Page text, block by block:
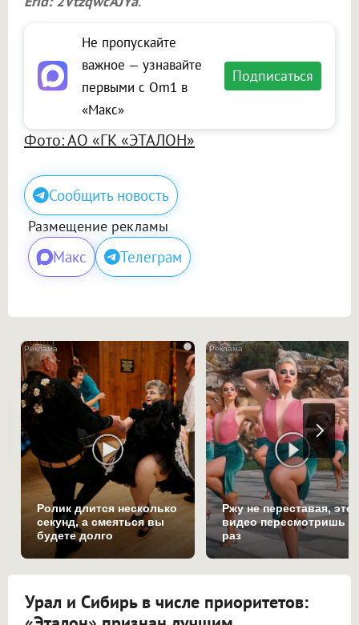
Не пропускайте
важное — узнавайте
первыми с Om1 в
«Макс»
Подписаться
Фото: АО «ГК «ЭТАЛОН»
Сообщить новость
Размещение рекламы
Макс Телеграм
i
Ролик длится несколько
секунд, а смеяться вы
будете долго
Ржу не переставая, это
видео пересмотришь
раз
Урал и Сибирь в числе приоритетов: